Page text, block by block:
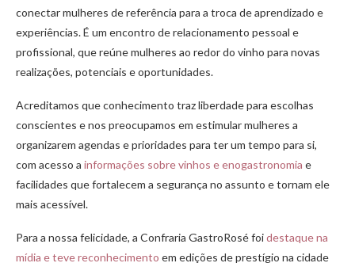
conectar mulheres de referência para a troca de aprendizado e
experiências. É um encontro de relacionamento pessoal e
profissional, que reúne mulheres ao redor do vinho para novas
realizações, potenciais e oportunidades.
Acreditamos que conhecimento traz liberdade para escolhas
conscientes e nos preocupamos em estimular mulheres a
organizarem agendas e prioridades para ter um tempo para si,
com acesso a informações sobre vinhos e enogastronomia e
facilidades que fortalecem a segurança no assunto e tornam ele
mais acessível.
Para a nossa felicidade, a Confraria GastroRosé foidestaque na
mídia e teve reconhecimento em edições de prestígio na cidade